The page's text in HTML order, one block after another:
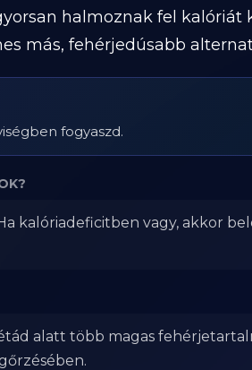
halmoznak fel kalóriát
más, fehérjedúsabb
fogyaszd.
kalóriadeficitben vagy, akkor
alatt több magas